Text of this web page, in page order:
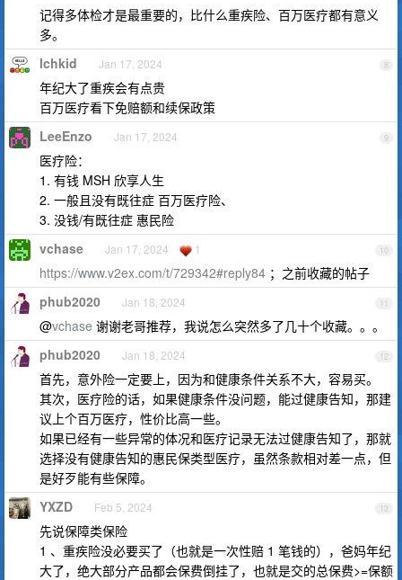
记得多体检才是最重要的，比什么重疾险、百万医疗都有意义
多。
8
lchkid Jan 17, 2024
年纪大了重疾会有点贵
百万医疗看下免赔额和续保政策
9
LeeEnzo Jan 17, 2024
医疗险：
1. 有钱 MSH 欣享人生
2. 一般且没有既往症 百万医疗险、
3. 没钱/有既往症 惠民险
10
vchase Jan 17, 2024 1
https://www.v2ex.com/t/729342#reply84 ；之前收藏的帖子
11
phub2020 Jan 18, 2024
@vchase 谢谢老哥推荐，我说怎么突然多了几十个收藏。。。
12
phub2020 Jan 18, 2024
首先，意外险一定要上，因为和健康条件关系不大，容易买。
其次，医疗险的话，如果健康条件没问题，能过健康告知，那建
议上个百万医疗，性价比高一些。
如果已经有一些异常的体况和医疗记录无法过健康告知了，那就
选择没有健康告知的惠民保类型医疗，虽然条款相对差一点，但
是好歹能有些保障。
13
YXZD Feb 5, 2024
先说保障类保险
1 、重疾险没必要买了（也就是一次性赔 1 笔钱的），爸妈年纪
大了，绝大部分产品都会保费倒挂了，也就是交的总保费>=保额